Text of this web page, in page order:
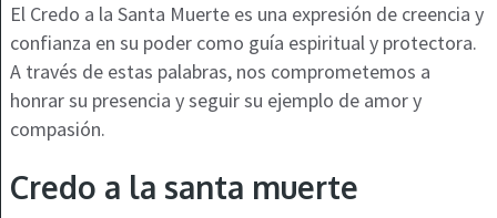
El Credo a la Santa Muerte es una expresión de creencia y
confianza en su poder como guía espiritual y protectora.
A través de estas palabras, nos comprometemos a
honrar su presencia y seguir su ejemplo de amor y
compasión.
Credo a la santa muerte